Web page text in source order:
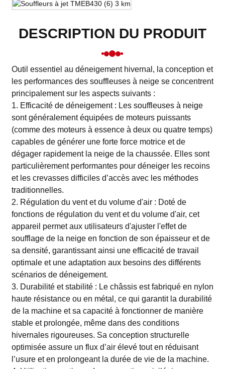
DESCRIPTION DU PRODUIT
Outil essentiel au déneigement hivernal, la conception et
les performances des souffleuses à neige se concentrent
principalement sur les aspects suivants :
1. Efficacité de déneigement : Les souffleuses à neige
sont généralement équipées de moteurs puissants
(comme des moteurs à essence à deux ou quatre temps)
capables de générer une forte force motrice et de
dégager rapidement la neige de la chaussée. Elles sont
particulièrement performantes pour déneiger les recoins
et les crevasses difficiles d’accès avec les méthodes
traditionnelles.
2. Régulation du vent et du volume d'air : Doté de
fonctions de régulation du vent et du volume d'air, cet
appareil permet aux utilisateurs d'ajuster l'effet de
soufflage de la neige en fonction de son épaisseur et de
sa densité, garantissant ainsi une efficacité de travail
optimale et une adaptation aux besoins des différents
scénarios de déneigement.
3. Durabilité et stabilité : Le châssis est fabriqué en nylon
haute résistance ou en métal, ce qui garantit la durabilité
de la machine et sa capacité à fonctionner de manière
stable et prolongée, même dans des conditions
hivernales rigoureuses. Sa conception structurelle
optimisée assure un flux d’air élevé tout en réduisant
l’usure et en prolongeant la durée de vie de la machine.